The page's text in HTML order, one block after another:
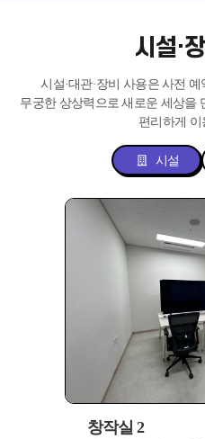
시설·
시설·대관·장비 사용은 사전
무궁한 상상력으로 새로운 세상을
편리하게 이
시설
창작실 2